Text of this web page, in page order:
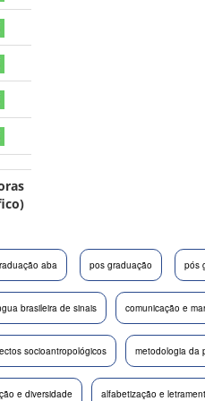
aba pos graduação pós
brasileira de sinais comunicação e
socioantropológicos metodologia da
e diversidade alfabetização e